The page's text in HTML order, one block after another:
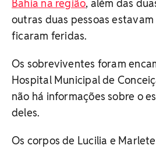
Bahia na região, além das
outras duas pessoas
ficaram feridas.
Os sobreviventes foram
Hospital Municipal de
não há informações sobre o
deles.
Os corpos de Lucilia e